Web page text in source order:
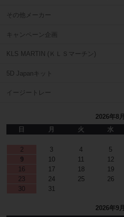
その他メーカー
キャンペーン企画
KLS MARTIN (ＫＬＳマーチン)
5D Japanキット
イージートレー
2026年8月
日
月 火 水
2
3 4 5
9
10 11 12
16
17 18 19
23
24 25 26
30
31
2026年9月